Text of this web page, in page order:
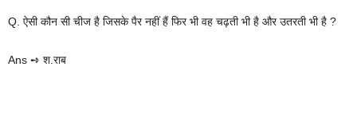
Q. ऐसी कौन सी चीज है जिसके पैर नहीं हैं फिर भी वह चढ़ती भी है और उतरती भी है ?
Ans ➺ श.राब